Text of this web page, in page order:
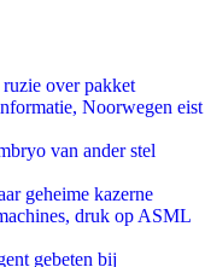
over pakket
Noorwegen eist
van ander stel
geheime kazerne
druk op ASML
gebeten bij